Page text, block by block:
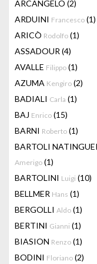
ARCANGELO (2)
ARDUINI Francesco (1)
ARICÒ Rodolfo (1)
ASSADOUR (4)
AVALLE Filippo (1)
AZUMA Kengiro (2)
BADIALI Carla (1)
BAJ Enrico (15)
BARNI Roberto (1)
BARTOLI
Amerigo (1)
BARTOLINI Luigi (10)
BELLMER Hans (1)
BERGOLLI Aldo (1)
BERTINI Gianni (1)
BIASION Renzo (1)
BODINI Floriano (2)